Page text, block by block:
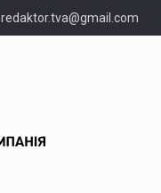
redaktor.tva@gmail.com